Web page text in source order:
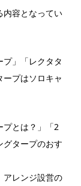
内容となってい
」「レクタタ
プはソロキャ
プとは？」「2
グタープのおす
アレンジ設営の